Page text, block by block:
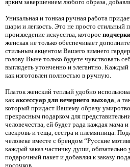
ярким завершением любого образа,
Уникальная и тонкая ручная работа
шарм и легкость. Это не просто стильный
произведение искусства, которое
женская не только обеспечивает
стильным акцентом Вашего зимнего
голову Выне только будете чувствовать
выглядеть утонченно и элегантно.
как изготовлен полностью в ручную.
Платок женский теплый удобно
как аксессуар для вечернего выхода , а
который придаст Вашему образу
прекрасным подарком для
человечества, ей будет рада каждая мама
свекровь и теща, сестра и племянница.
человеке вместе с брендом “Русские
каждый заказ частичку души, обязательно
подарочный пакет и добавляя к заказу
носочков.